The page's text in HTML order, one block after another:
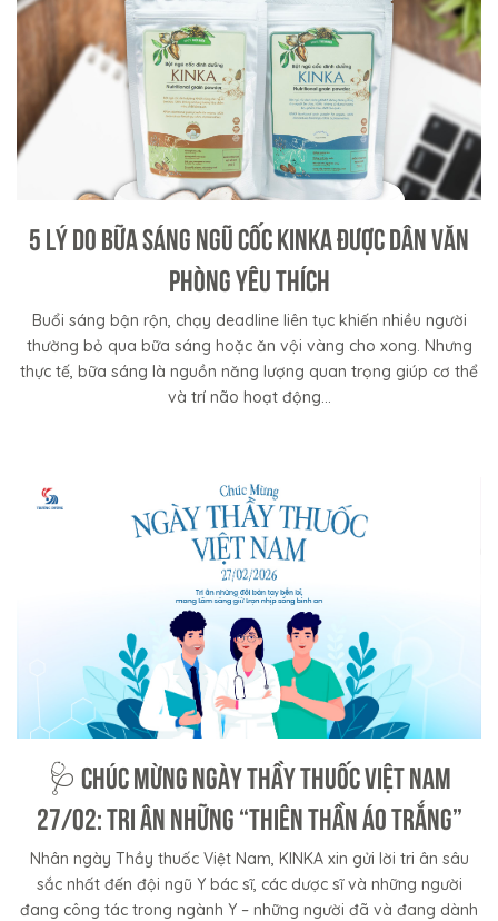
5 LÝ DO BỮA SÁNG NGŨ CỐC KINKA ĐƯỢC DÂN VĂN
PHÒNG YÊU THÍCH
Buổi sáng bận rộn, chạy deadline liên tục khiến nhiều người
thường bỏ qua bữa sáng hoặc ăn vội vàng cho xong. Nhưng
thực tế, bữa sáng là nguồn năng lượng quan trọng giúp cơ thể
và trí não hoạt động...
🩺 CHÚC MỪNG NGÀY THẦY THUỐC VIỆT NAM
27/02: TRI ÂN NHỮNG “THIÊN THẦN ÁO TRẮNG”
Nhân ngày Thầy thuốc Việt Nam, KINKA xin gửi lời tri ân sâu
sắc nhất đến đội ngũ Y bác sĩ, các dược sĩ và những người
đang công tác trong ngành Y – những người đã và đang dành